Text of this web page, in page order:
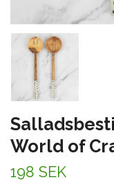
World of
198 SEK